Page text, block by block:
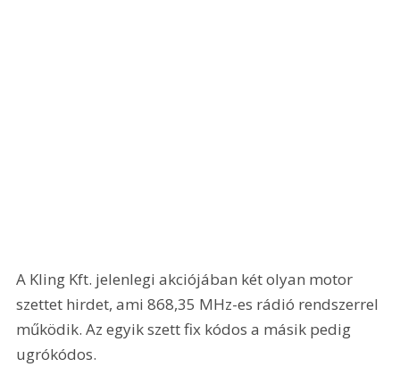
A Kling Kft. jelenlegi akciójában két olyan motor
szettet hirdet, ami 868,35 MHz-es rádió rendszerrel
működik. Az egyik szett fix kódos a másik pedig
ugrókódos.